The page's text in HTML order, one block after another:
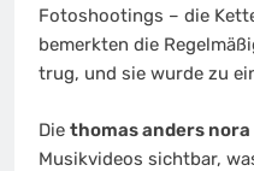
Fotoshootings – die
bemerkten die
trug, und sie wurde zu
Die thomas anders
Musikvideos sichtbar,